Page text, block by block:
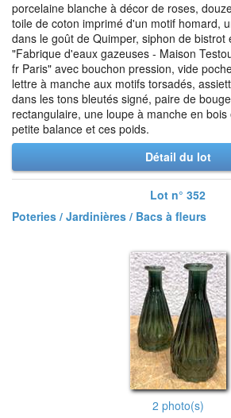
porcelaine blanche à décor de roses,
toile de coton imprimé d'un motif homard,
dans le goût de Quimper, siphon de
"Fabrique d'eaux gazeuses - Maison
fr Paris" avec bouchon pression, vide
lettre à manche aux motifs torsadés,
dans les tons bleutés signé, paire de
rectangulaire, une loupe à manche en
petite balance et ces poids.
Détail du lot
Lot n° 352
Poteries / Jardinières / Bacs à fleurs
2 photo(s)